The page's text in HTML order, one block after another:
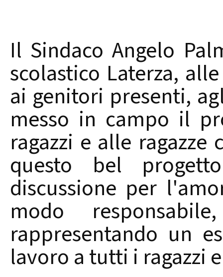
Il Sindaco Angelo
scolastico Laterza,
ai genitori presenti,
messo in campo il
ragazzi e alle
questo bel
discussione per
modo
rappresentando un
lavoro a tutti i ragazzi